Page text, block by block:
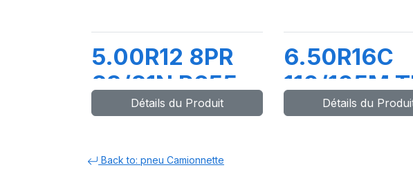
5.00R12 8PR
83/81N R655
Détails du Produit
6.50R16C
110/105M
LMC4
Détails du
Back to: pneu Camionnette